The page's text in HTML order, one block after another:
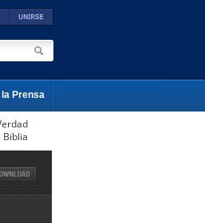
Prensa
Biblia